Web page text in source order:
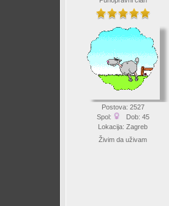
Postova: 2527
Spol:
Dob: 45
Lokacija: Zagreb
Živim da uživam